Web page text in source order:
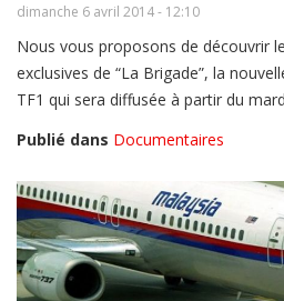
dimanche 6 avril 2014 - 12:10
Nous vous proposons de découvrir
exclusives de “La Brigade”, la
TF1 qui sera diffusée à partir du
Publié dans Documentaires